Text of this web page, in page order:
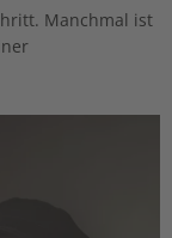
Manchmal ist